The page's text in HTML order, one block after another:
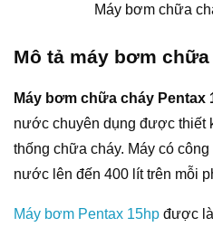
Máy bơm chữa
Mô tả máy bơm
Máy bơm chữa cháy Pentax
nước chuyên dụng được thiết
thống chữa cháy. Máy có
nước lên đến 400 lít trên mỗi
Máy bơm Pentax 15hp được